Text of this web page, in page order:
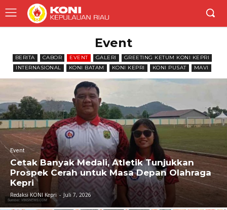
Event
BERITA CABOR EVENT GALERI
GREETING KETUM KONI KEPRI
INTERNASIONAL
KONI BATAM KONI KEPRI KONI PUSAT MAVI
Event
Cetak Banyak Medali, Atletik Tunjukkan
Prospek Cerah untuk Masa Depan Olahraga
Kepri
Redaksi KONI Kepri - Juli 7, 2026